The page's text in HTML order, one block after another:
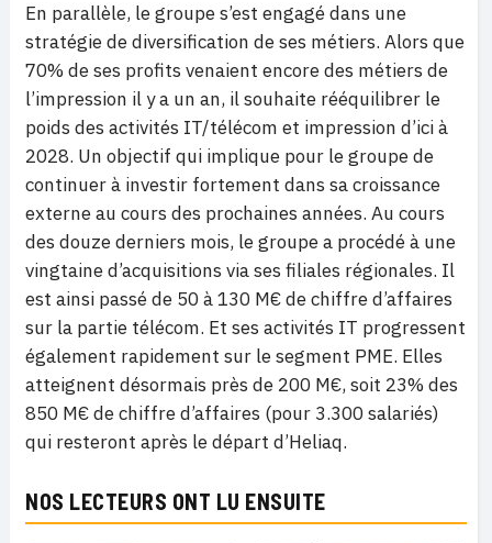
En parallèle, le groupe s’est engagé dans une
stratégie de diversification de ses métiers. Alors que
70% de ses profits venaient encore des métiers de
l’impression il y a un an, il souhaite rééquilibrer le
poids des activités IT/télécom et impression d’ici à
2028. Un objectif qui implique pour le groupe de
continuer à investir fortement dans sa croissance
externe au cours des prochaines années. Au cours
des douze derniers mois, le groupe a procédé à une
vingtaine d’acquisitions via ses filiales régionales. Il
est ainsi passé de 50 à 130 M€ de chiffre d’affaires
sur la partie télécom. Et ses activités IT progressent
également rapidement sur le segment PME. Elles
atteignent désormais près de 200 M€, soit 23% des
850 M€ de chiffre d’affaires (pour 3.300 salariés)
qui resteront après le départ d’Heliaq.
NOS LECTEURS ONT LU ENSUITE